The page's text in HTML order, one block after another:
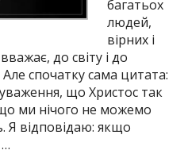
багатьох
людей,
вірних і
до світу і до
спочатку сама цитата:
що Христос так
ми нічого не можемо
Я відповідаю: якщо